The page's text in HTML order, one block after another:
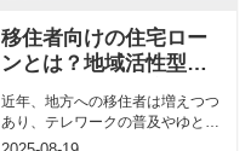
移住者向けの住宅ロー
ンとは？地域活性型ロ
も解説
近年、地方への移住者は増えつつ
あり、テレワークの普及やゆとり
のある生活への憧れなどがその理